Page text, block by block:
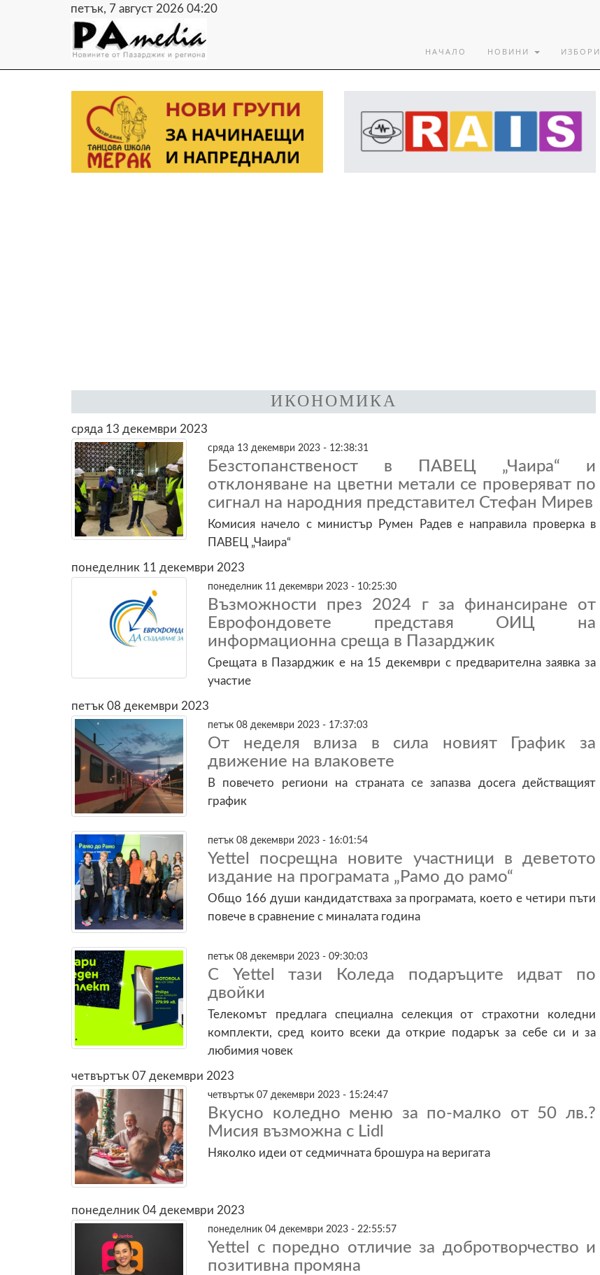
петък, 7 август 2026 04:20
НАЧАЛО НОВИНИ ИЗБОРИ
ИКОНОМИКА
сряда 13 декември 2023
сряда 13 декември 2023 - 12:38:31
Безстопанственост в ПАВЕЦ „Чаира“ и
отклоняване на цветни метали се проверяват по
сигнал на народния представител Стефан Мирев
Комисия начело с министър Румен Радев е направила проверка в
ПАВЕЦ „Чаира“
понеделник 11 декември 2023
понеделник 11 декември 2023 - 10:25:30
Възможности през 2024 г за финансиране от
Еврофондовете представя ОИЦ на
информационна среща в Пазарджик
Срещата в Пазарджик е на 15 декември с предварителна заявка за
участие
петък 08 декември 2023
петък 08 декември 2023 - 17:37:03
От неделя влиза в сила новият График за
движение на влаковете
В повечето региони на страната се запазва досега действащият
график
петък 08 декември 2023 - 16:01:54
Yettel посрещна новите участници в деветото
издание на програмата „Рамо до рамо“
Общо 166 души кандидатстваха за програмата, което е четири пъти
повече в сравнение с миналата година
петък 08 декември 2023 - 09:30:03
С Yettel тази Коледа подаръците идват по
двойки
Телекомът предлага специална селекция от страхотни коледни
комплекти, сред които всеки да открие подарък за себе си и за
любимия човек
четвъртък 07 декември 2023
четвъртък 07 декември 2023 - 15:24:47
Вкусно коледно меню за по-малко от 50 лв.?
Мисия възможна с Lidl
Няколко идеи от седмичната брошура на веригата
понеделник 04 декември 2023
понеделник 04 декември 2023 - 22:55:57
Yettel с поредно отличие за добротворчество и
позитивна промяна